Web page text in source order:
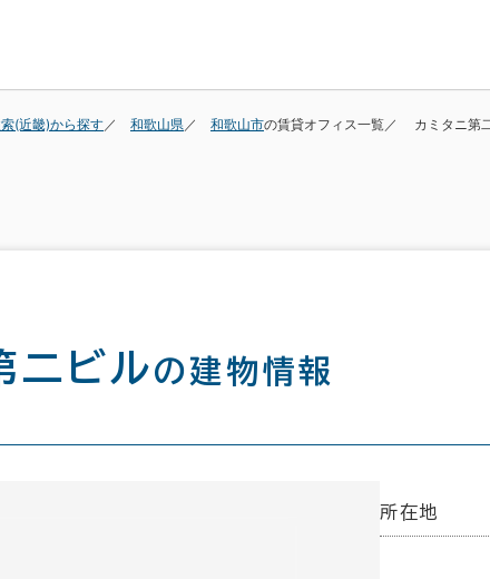
(近畿)から探す 和歌山県 和歌山市の賃貸オフィス一覧 カミタニ第
二ビルの建物情報
所在地